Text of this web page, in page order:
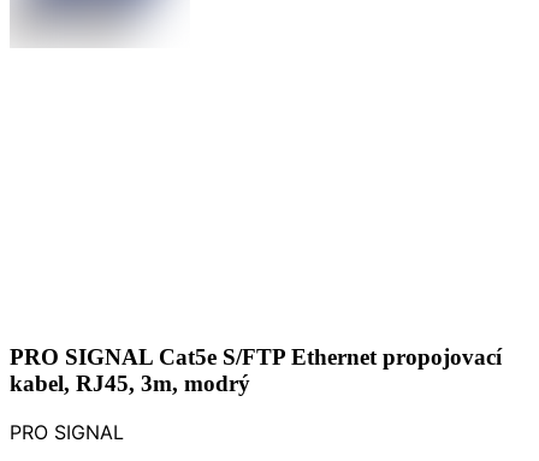
PRO SIGNAL Cat5e S/FTP Ethernet propojovací
kabel, RJ45, 3m, modrý
PRO SIGNAL